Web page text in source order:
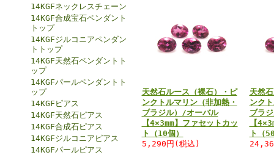
14KGFネックレスチェーン
14KGF合成宝石ペンダント
トップ
14KGFジルコニアペンダン
トトップ
14KGF天然石ペンダントト
ップ
14KGFパールペンダントト
ップ
14KGFピアス
14KGF天然石ピアス
14KGF合成石ピアス
14KGFジルコニアピアス
14KGFパールピアス
天然石ルース（裸石）・ピ
ンクトルマリン（非加熱・
ブラジル）/オーバル
【4×3mm】ファセットカッ
ト（10個）
5,290円(税込)
天然
ンク
ブラ
【
ト（